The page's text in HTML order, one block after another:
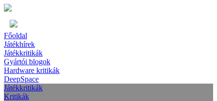
Főoldal
Játékhírek
Játékkritikák
Gyártói blogok
Hardware kritikák
DeepSpace
Játékkritikák
Kritikák